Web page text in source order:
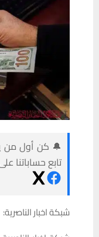
🔔 كن أول من
تابع
شبكة اخبار الناصرية: